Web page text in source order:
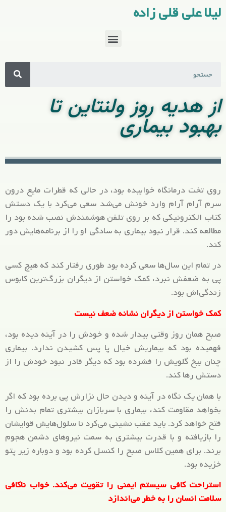
لیلا علی قلی زاده
از هدیه روز ولنتاین تا
بهبود بیماری
روی تخت درمانگاه خوابیده بود، در حالی که قطرات مایع درون
سرم آرام آرام وارد خونش می‌شد سعی می‌کرد با یک دستش
کتاب الکترونیکی که بر روی تلفن هوشمندش نصب شده بود را
مطالعه کند. قرار نبود بیماری به سادگی او را از برنامه‌هایش دور
کند.
در تمام این سال‌ها سعی کرده بود طوری رفتار کند که هیچ کسی
پی به ضعفش نبرد، کمک خواستن از دیگران بزرگ‌ترین کابوس
زندگی‌اش بود.
کمک خواستن از دیگران نشانه ضعف نیست
صبح همان روز وقتی بیدار شده و خودش را در آینه دیده بود،
فهمیده بود که بیماریش خیال پا پس کشیدن ندارد. بیماری
چنان بیخ گلویش را فشرده بود که دیگر قادر نبود خودش را از
دستش رها کند.
با همان یک نگاه در آینه و دیدن حال نزارش پی برده بود که اگر
بخواهد مقاومت کند، بیماری با سربازان بیشتری تمام بدنش را
فتح خواهد کرد. باید عقب نشینی می‌کرد تا سلول‌هایش قوایشان
را بازیافته و با قدرت بیشتری به سمت نیروهای دشمن هجوم
برند. برای همین کلاس صبح را کنسل کرده بود و دوباره زیر پتو
خزیده بود.
استراحت کافی سیستم ایمنی را تقویت می‌کند. خواب ناکافی
سلامت انسان را به خطر می‌اندازد